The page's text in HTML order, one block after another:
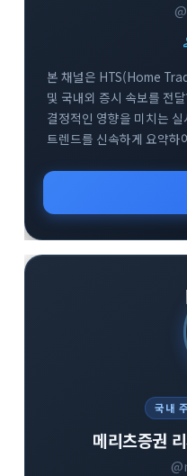
본 채널은 HTS(Home
및 국내외 증시 속보를 전
결정적인 영향을 미치는
트렌드를 신속하게 요약하
빠르고 정확한 정보를 엄선
최고의 정보 경쟁력을 확
국내
메리츠증권